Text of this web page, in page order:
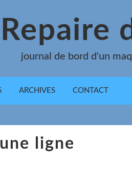
Repaire
journal de bord d'un
ARCHIVES CONTACT
ligne